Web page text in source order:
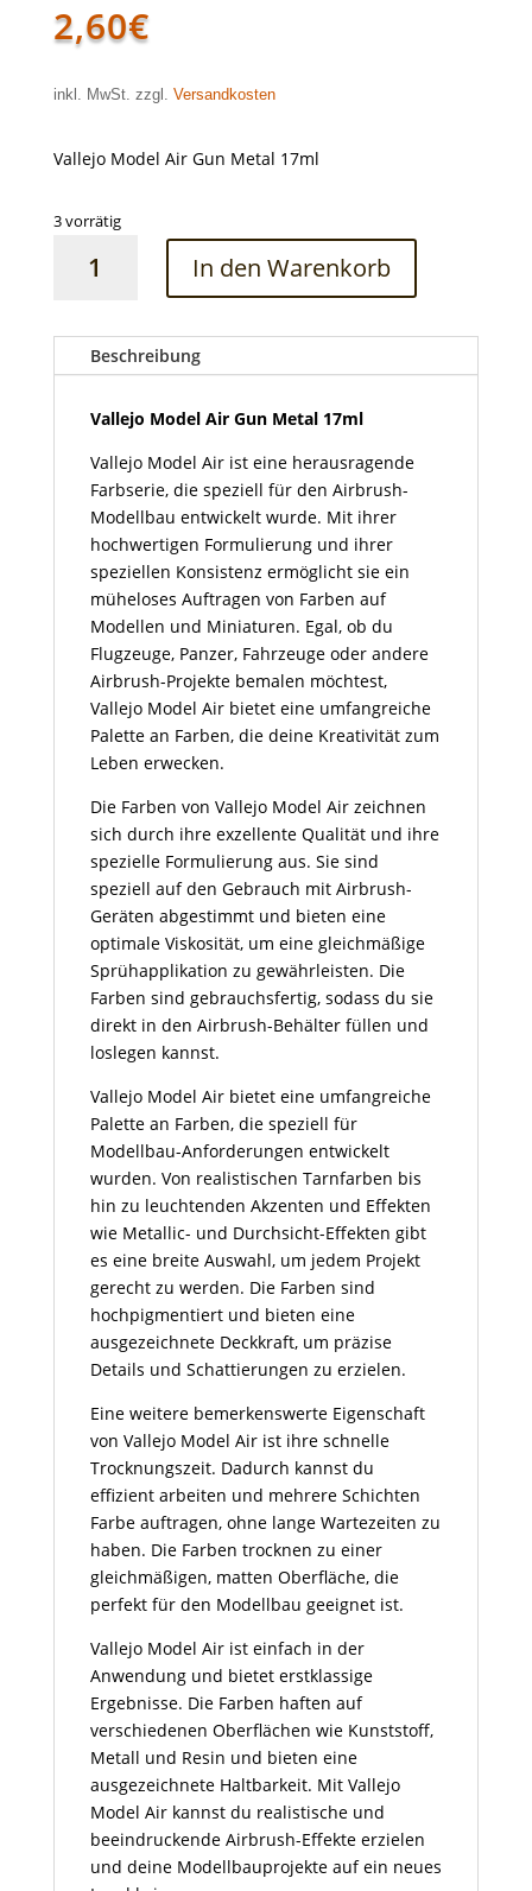
2,60€
inkl. MwSt. zzgl. Versandkosten
Vallejo Model Air Gun Metal 17ml
3 vorrätig
Model
Metal
Menge
In den Warenkorb
Beschreibung
Vallejo Model Air Gun Metal 17ml
Vallejo Model Air ist eine herausragende
Farbserie, die speziell für den Airbrush-
Modellbau entwickelt wurde. Mit ihrer
hochwertigen Formulierung und ihrer
speziellen Konsistenz ermöglicht sie ein
müheloses Auftragen von Farben auf
Modellen und Miniaturen. Egal, ob du
Flugzeuge, Panzer, Fahrzeuge oder andere
Airbrush-Projekte bemalen möchtest,
Vallejo Model Air bietet eine umfangreiche
Palette an Farben, die deine Kreativität zum
Leben erwecken.
Die Farben von Vallejo Model Air zeichnen
sich durch ihre exzellente Qualität und ihre
spezielle Formulierung aus. Sie sind
speziell auf den Gebrauch mit Airbrush-
Geräten abgestimmt und bieten eine
optimale Viskosität, um eine gleichmäßige
Sprühapplikation zu gewährleisten. Die
Farben sind gebrauchsfertig, sodass du sie
direkt in den Airbrush-Behälter füllen und
loslegen kannst.
Vallejo Model Air bietet eine umfangreiche
Palette an Farben, die speziell für
Modellbau-Anforderungen entwickelt
wurden. Von realistischen Tarnfarben bis
hin zu leuchtenden Akzenten und Effekten
wie Metallic- und Durchsicht-Effekten gibt
es eine breite Auswahl, um jedem Projekt
gerecht zu werden. Die Farben sind
hochpigmentiert und bieten eine
ausgezeichnete Deckkraft, um präzise
Details und Schattierungen zu erzielen.
Eine weitere bemerkenswerte Eigenschaft
von Vallejo Model Air ist ihre schnelle
Trocknungszeit. Dadurch kannst du
effizient arbeiten und mehrere Schichten
Farbe auftragen, ohne lange Wartezeiten zu
haben. Die Farben trocknen zu einer
gleichmäßigen, matten Oberfläche, die
perfekt für den Modellbau geeignet ist.
Vallejo Model Air ist einfach in der
Anwendung und bietet erstklassige
Ergebnisse. Die Farben haften auf
verschiedenen Oberflächen wie Kunststoff,
Metall und Resin und bieten eine
ausgezeichnete Haltbarkeit. Mit Vallejo
Model Air kannst du realistische und
beeindruckende Airbrush-Effekte erzielen
und deine Modellbauprojekte auf ein neues